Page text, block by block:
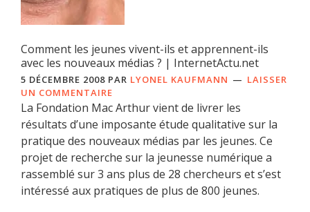
Comment les jeunes vivent-ils et apprennent-ils
avec les nouveaux médias ? | InternetActu.net
5 DÉCEMBRE 2008 PAR LYONEL KAUFMANN
LAISSER
UN COMMENTAIRE
La Fondation Mac Arthur vient de livrer les
résultats d’une imposante étude qualitative sur la
pratique des nouveaux médias par les jeunes. Ce
projet de recherche sur la jeunesse numérique a
rassemblé sur 3 ans plus de 28 chercheurs et s’est
intéressé aux pratiques de plus de 800 jeunes.